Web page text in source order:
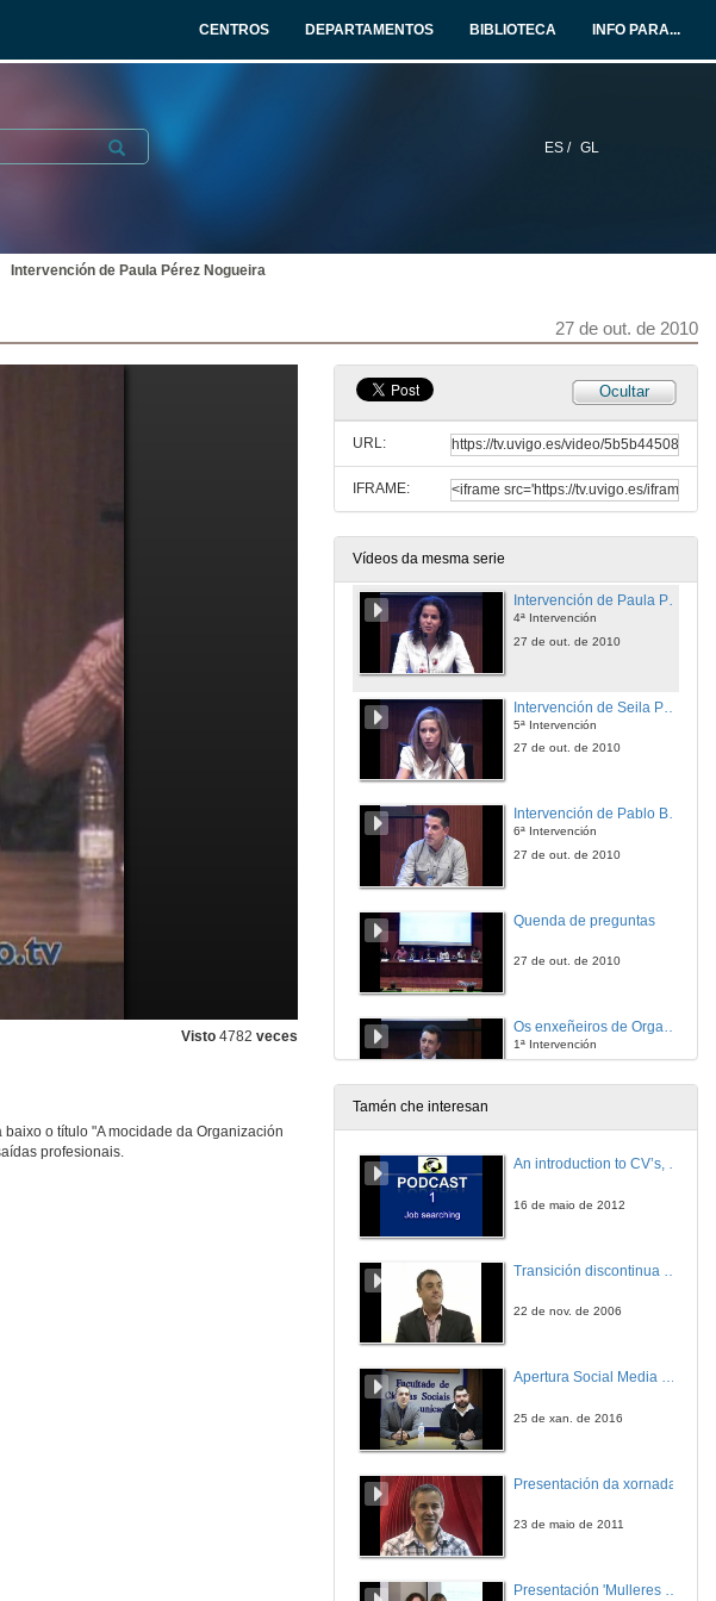
CENTROS DEPARTAMENTOS BIBLIOTECA INFO PARA...
ES / GL
Submit
Intervención de Paula Pérez Nogueira
27 de out. de 2010
Visto 4782 veces
o título "A mocidade da Organización
profesionais.
Ocultar
URL:
IFRAME:
Vídeos da mesma serie
Intervención de José Fernández Philippot
27 de out. de 2010
Intervención de Ángela Magán Zamorano
2ª Intervención
Intervención de Andrea De Haz Fuembuena
3ª Intervención
27 de out. de 2010
Intervención de Paula Pérez Nogueira
4ª Intervención
27 de out. de 2010
5ª Intervención
27 de out. de 2010
Intervención de Pablo Buyo Souto
6ª Intervención
27 de out. de 2010
Quenda de preguntas
27 de out. de 2010
Os enxeñeiros de Organización e a Alta Dirección
1ª Intervención
Intervención de Luís González Piñeiro
26 de nov. de 2010
Tamén che interesan
An introduction to CV’s, letters, and job searching
16 de maio de 2012
22 de nov. de 2006
Apertura Social Media Day 2016
25 de xan. de 2016
Presentación da xornada
23 de maio de 2011
Presentación 'Mulleres no software libre'